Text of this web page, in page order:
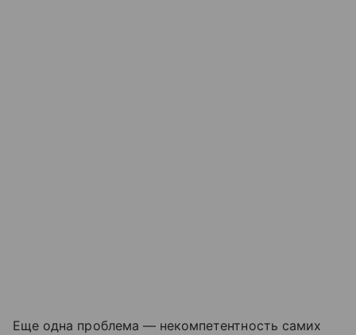
Еще одна проблема — некомпетентность самих